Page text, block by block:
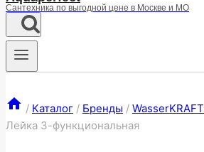
Сантехника по выгодной цене в Москве и МО
/ Каталог / Бренды / WasserKRAFT
Лейка 3-функциональная